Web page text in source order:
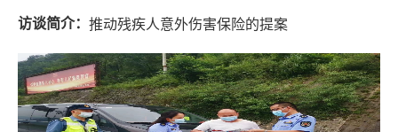
访谈简介： 推动残疾人意外伤害保险的提案